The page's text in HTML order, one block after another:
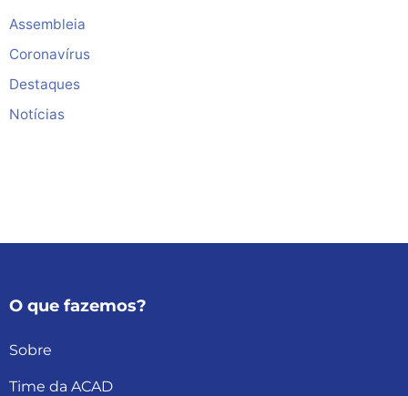
Assembleia
Coronavírus
Destaques
Notícias
O que fazemos?
Sobre
Time da ACAD